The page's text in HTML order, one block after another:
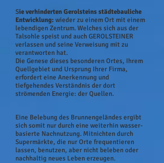
Sie verhinderten Gerolsteins städtebauliche
Entwicklung: wieder zu einem Ort mit einem
lebendigen Zentrum. Welches sich aus der
Talsohle speist und auch GEROLSTEINER
verlassen und seine Verweisung mit zu
verantworten hat.
Die Genese dieses besonderen Ortes, Ihrem
Quellgebiet und Ursprung Ihrer Firma,
erfordert eine Anerkennung und
tiefgehendes Verständnis der dort
strömenden Energie: der Quellen.
Eine Belebung des Brunnengeländes ergibt
sich somit nur durch eine weiterhin wasser-
basierte Nachnutzung. Mitnichten durch
Supermärkte, die nur Orte frequentieren
lassen, benutzen, aber nicht beleben oder
nachhaltig neues Leben erzeugen.